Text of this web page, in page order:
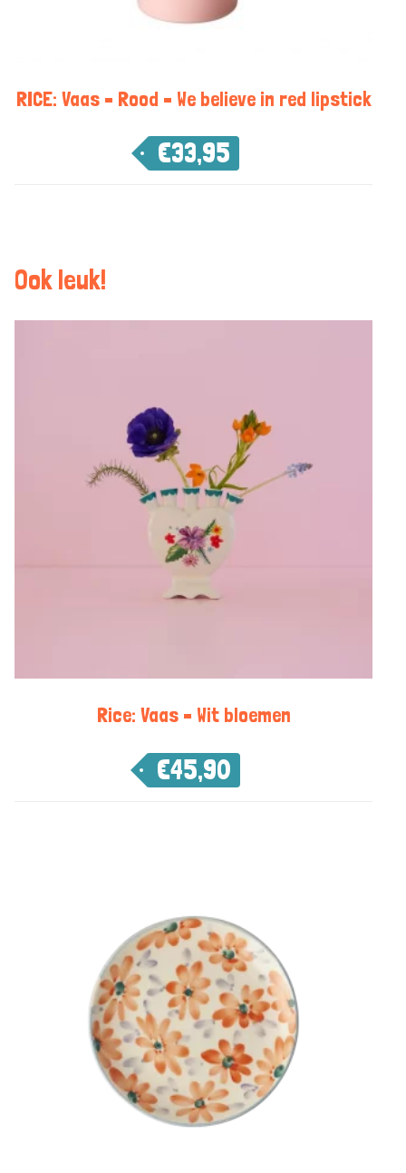
RICE: Vaas – Rood – We believe in red lipstick
€33,95
Ook leuk!
Rice: Vaas – Wit bloemen
€45,90